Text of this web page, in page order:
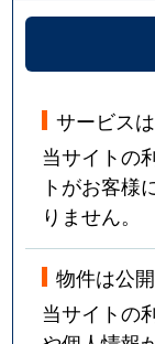
サービス
当サイトの
トがお客様
りません。
物件は公
当サイトの